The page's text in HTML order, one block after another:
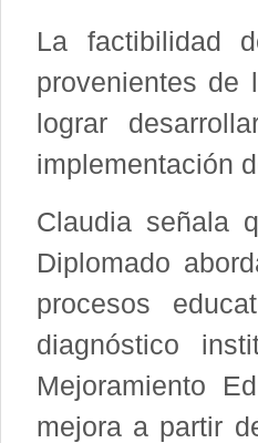
La factibilidad
provenientes de
lograr
implementación
Claudia señala
Diplomado
procesos
diagnóstico
Mejoramiento
mejora a partir